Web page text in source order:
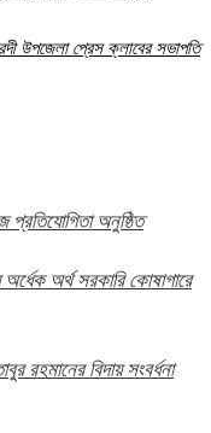
উপজেলা প্রেস ক্লাবের সভাপতি
অনুষ্ঠিত
অর্থ সরকারি কোষাগারে
রহমানের বিদায় সংবর্ধনা